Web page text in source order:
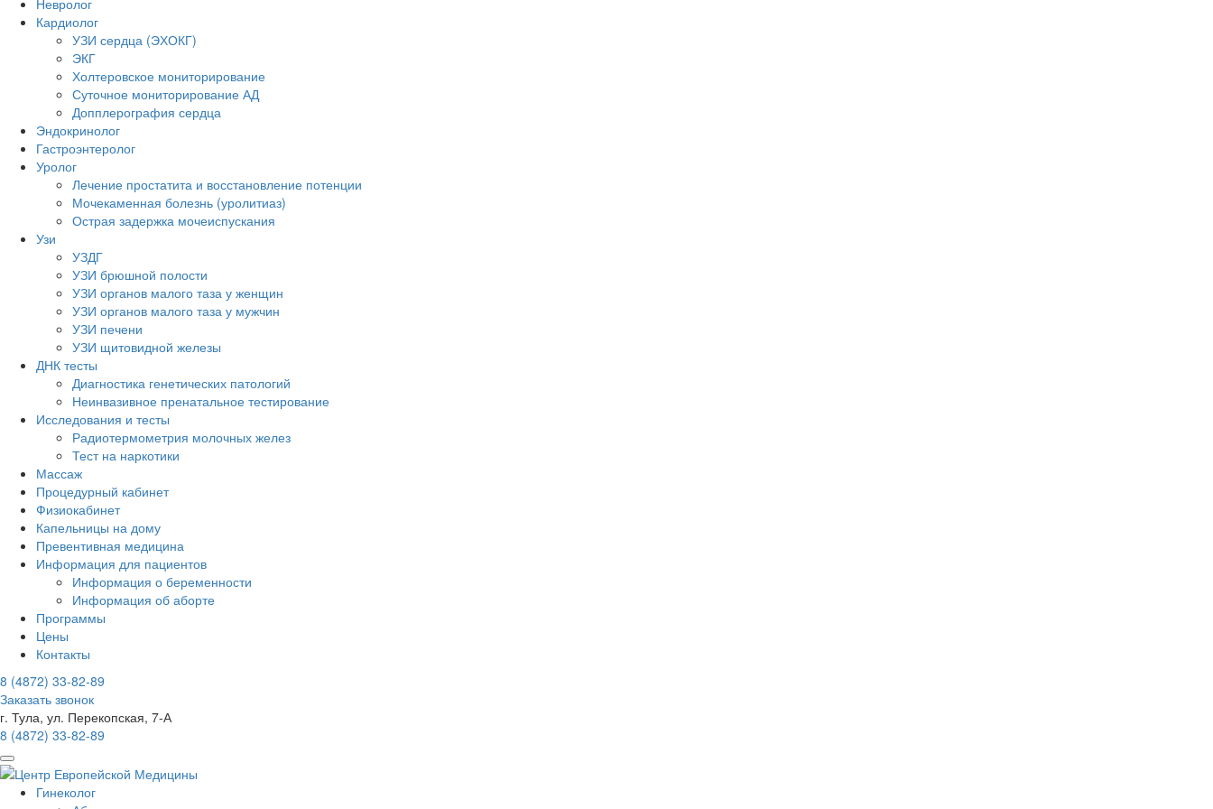
Невролог
Кардиолог
УЗИ сердца (ЭХОКГ)
ЭКГ
Холтеровское мониторирование
Суточное мониторирование АД
Допплерография сердца
Эндокринолог
Гастроэнтеролог
Уролог
Лечение простатита и восстановление потенции
Мочекаменная болезнь (уролитиаз)
Острая задержка мочеиспускания
Узи
УЗДГ
УЗИ брюшной полости
УЗИ органов малого таза у женщин
УЗИ органов малого таза у мужчин
УЗИ печени
УЗИ щитовидной железы
ДНК тесты
Диагностика генетических патологий
Неинвазивное пренатальное тестирование
Исследования и тесты
Радиотермометрия молочных желез
Тест на наркотики
Массаж
Процедурный кабинет
Физиокабинет
Капельницы на дому
Превентивная медицина
Информация для пациентов
Информация о беременности
Информация об аборте
Программы
Цены
Контакты
8 (4872) 33-82-89
Заказать звонок
г. Тула, ул. Перекопская, 7-А
8 (4872) 33-82-89
Гинеколог